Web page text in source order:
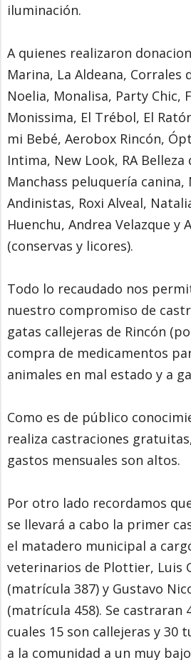
iluminación.
A quienes realizaron
Marina, La Aldeana, Corrales
Noelia, Monalisa, Party Chic,
Monissima, El Trébol, El
mi Bebé, Aerobox Rincón,
Intima, New Look, RA Belleza
Manchass peluquería canina,
Andinistas, Roxi Alveal,
Huenchu, Andrea Velazque y
(conservas y licores).
Todo lo recaudado nos
nuestro compromiso de
gatas callejeras de Rincón
compra de medicamentos
animales en mal estado y a
Como es de público
realiza castraciones
gastos mensuales son altos.
Por otro lado recordamos
se llevará a cabo la primer
el matadero municipal a
veterinarios de Plottier, Luis
(matrícula 387) y Gustavo
(matrícula 458). Se castraran
cuales 15 son callejeras y 30
a la comunidad a un muy